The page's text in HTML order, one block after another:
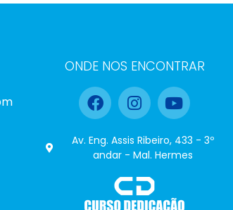
ONDE NOS ENCONTRAR
Av. Eng. Assis Ribeiro, 433 - 3º
andar - Mal. Hermes